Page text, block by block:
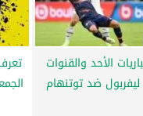
الأحد والقنوات
ليفربول ضد توتنهام